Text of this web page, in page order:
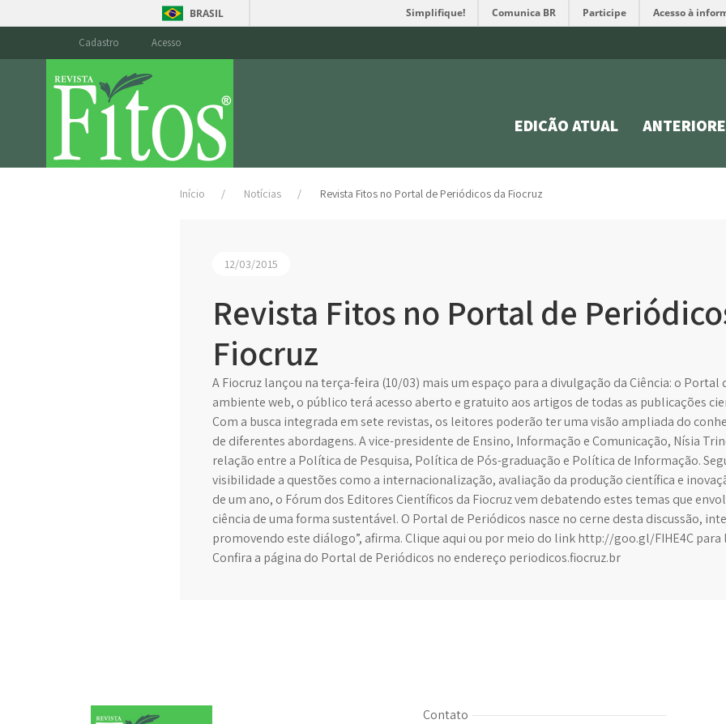
BRASIL Simplifique! Comunica BR Participe Acesso à
Cadastro Acesso
EDIÇÃO ATUAL
Início Notícias Revista Fitos no Portal de Periódicos da Fiocruz
12/03/2015
Revista Fitos no Portal de
Fiocruz
A Fiocruz lançou na terça-feira (10/03) mais um espaço para a divulgação da Ciência: o Portal
ambiente web, o público terá acesso aberto e gratuito aos artigos de todas as publicações
Com a busca integrada em sete revistas, os leitores poderão ter uma visão ampliada do
de diferentes abordagens. A vice-presidente de Ensino, Informação e Comunicação, Nísia
relação entre a Política de Pesquisa, Política de Pós-graduação e Política de Informação.
visibilidade a questões como a internacionalização, avaliação da produção científica e
de um ano, o Fórum dos Editores Científicos da Fiocruz vem debatendo estes temas que
ciência de uma forma sustentável. O Portal de Periódicos nasce no cerne desta discussão,
promovendo este diálogo”, afirma. Clique aqui ou por meio do link http://goo.gl/FIHE4C
Confira a página do Portal de Periódicos no endereço periodicos.fiocruz.br
Contato